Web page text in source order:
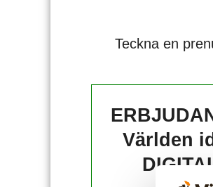
Teckna en
Världen
DIGITAL